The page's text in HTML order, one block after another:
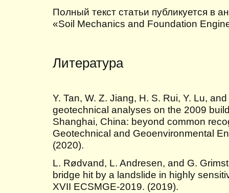
Полный текст статьи публикуется в
«Soil Mechanics and Foundation
Литература
Y. Tan, W. Z. Jiang, H. S. Rui, Y. Lu,
geotechnical analyses on the 2009
Shanghai, China: beyond common
Geotechnical and Geoenvironmental
(2020).
L. Rødvand, L. Andresen, and G.
bridge hit by a landslide in highly
XVII ECSMGE-2019. (2019).